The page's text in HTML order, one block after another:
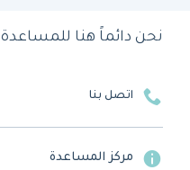
نحن دائماً هنا للمساعدة
اتصل بنا
مركز المساعدة